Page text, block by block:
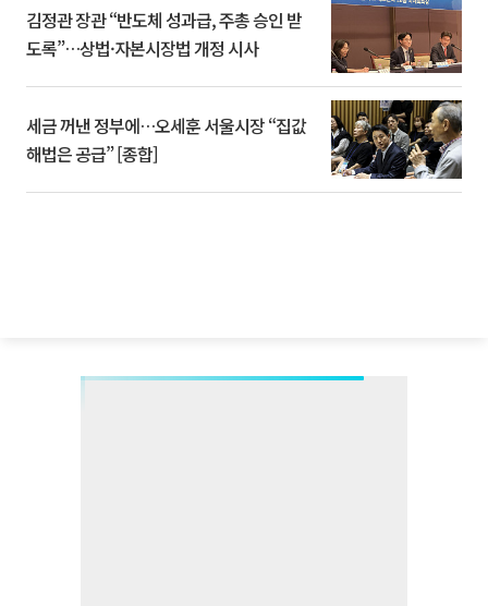
김정관 장관 “반도체 성과급, 주총 승인 받
도록”…상법·자본시장법 개정 시사
세금 꺼낸 정부에…오세훈 서울시장 “집값
해법은 공급” [종합]